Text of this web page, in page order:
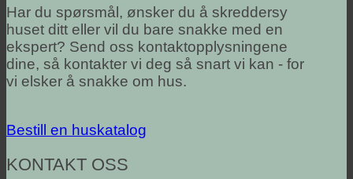
Har du spørsmål, ønsker du å skreddersy
huset ditt eller vil du bare snakke med en
ekspert? Send oss kontaktopplysningene
dine, så kontakter vi deg så snart vi kan - for
vi elsker å snakke om hus.
Bestill en huskatalog
KONTAKT OSS